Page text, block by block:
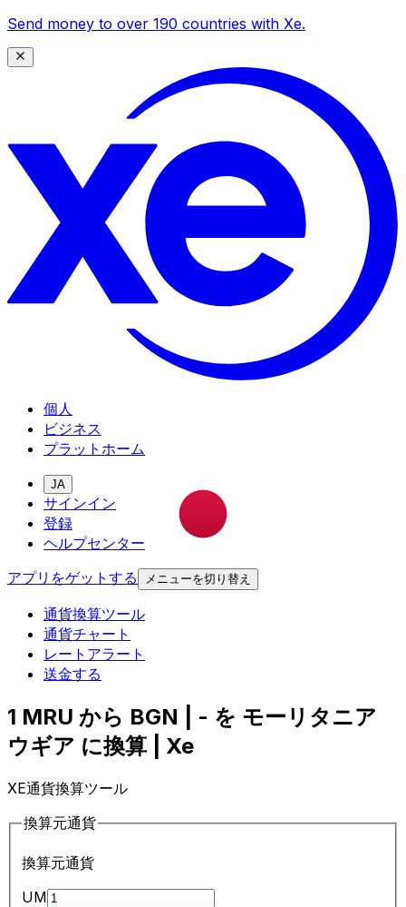
Send money to over 190 countries with Xe.
個人
ビジネス
プラットホーム
JA
サインイン
登録
ヘルプセンター
アプリをゲットする
メニューを切り替え
通貨換算ツール
通貨チャート
レートアラート
送金する
1 MRU から BGN | - を モーリタニア
ウギア に換算 | Xe
XE通貨換算ツール
換算元通貨
換算元通貨
UM